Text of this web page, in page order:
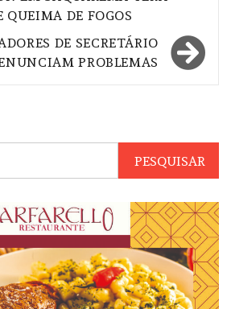
QUEIMA DE FOGOS
DE SECRETÁRIO
PROBLEMAS